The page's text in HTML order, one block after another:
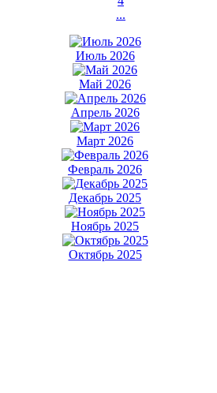
...
Июль 2026
Май 2026
Апрель 2026
Март 2026
Февраль 2026
Декабрь 2025
Ноябрь 2025
Октябрь 2025